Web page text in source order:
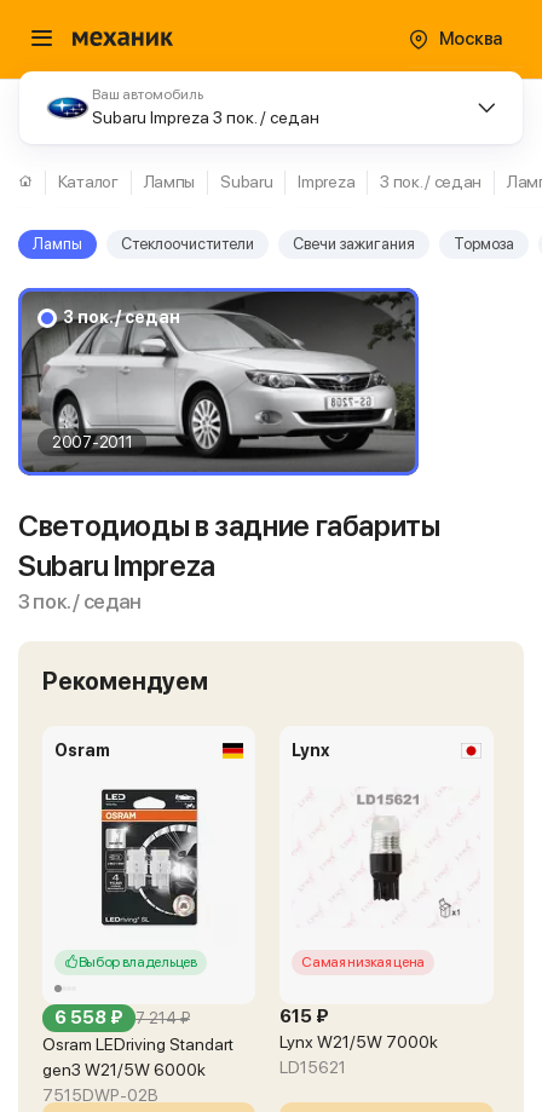
Москва
Ваш автомобиль
Subaru Impreza 3 пок. / седан
Каталог Лампы Subaru Impreza 3 пок. / седан
Лампы Стеклоочистители Свечи зажигания Тормоза
3 пок. / седан
2007-2011
Светодиоды в задние габариты
Subaru Impreza
3 пок. / седан
Рекомендуем
Osram
Выбор владельцев
6 558 ₽ 7 214 ₽
Osram LEDriving Standart
gen3 W21/5W 6000k
7515DWP-02B
Lynx
Самая низкая цена
615 ₽
Lynx W21/5W 7000k
LD15621